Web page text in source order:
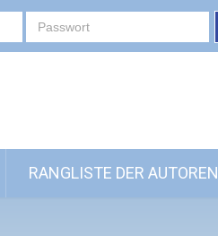
RANGLISTE DER AUTOREN